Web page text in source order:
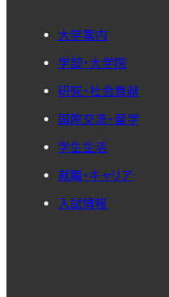
大学案内
学部・大学院
研究・社会貢献
国際交流・留学
学生生活
就職・キャリア
入試情報